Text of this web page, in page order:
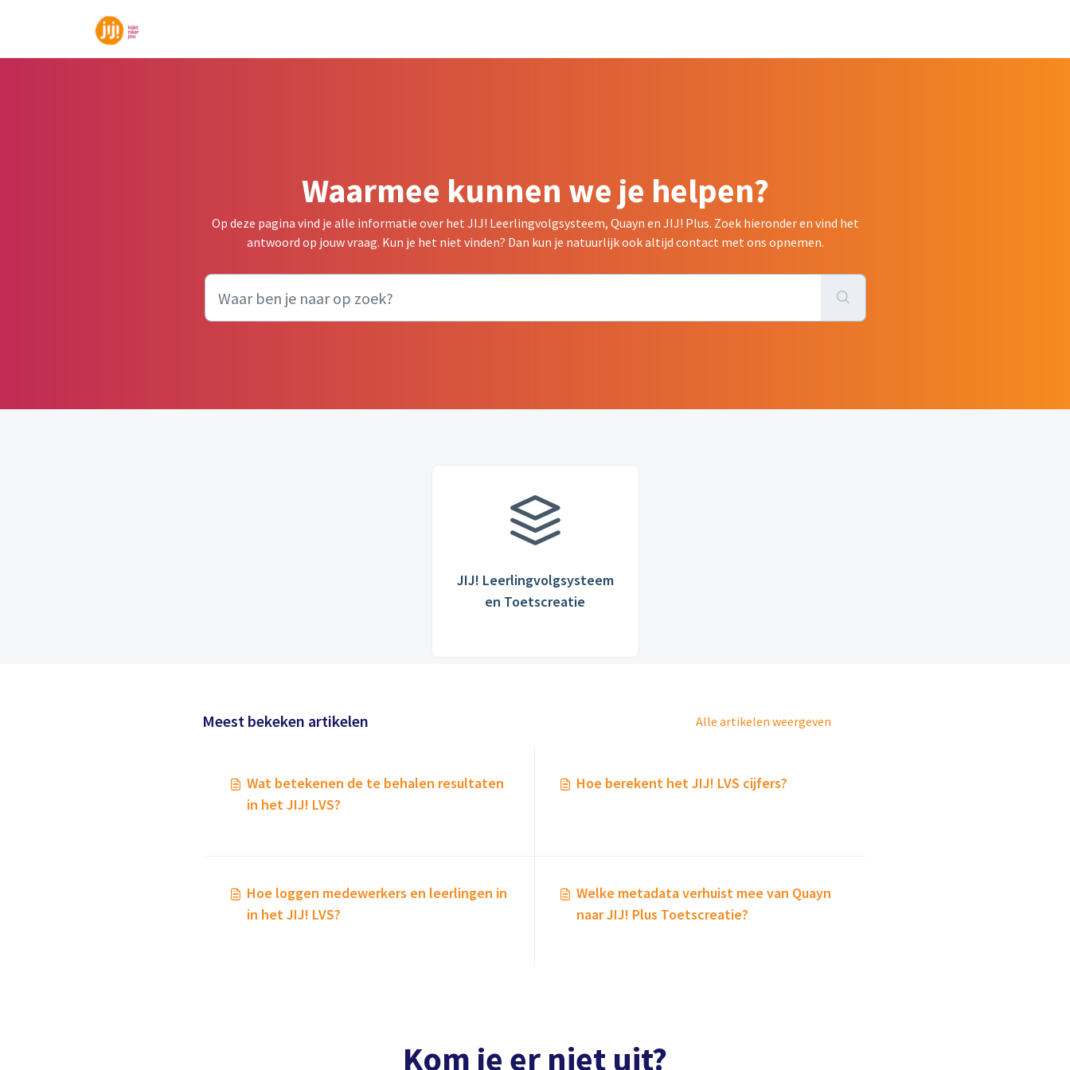
Waarmee kunnen we je helpen?
Op deze pagina vind je alle informatie over het JIJ! Leerlingvolgsysteem, Quayn en JIJ! Plus. Zoek hieronder en vind het
antwoord op jouw vraag. Kun je het niet vinden? Dan kun je natuurlijk ook altijd contact met ons opnemen.
JIJ! Leerlingvolgsysteem
en Toetscreatie
Meest bekeken artikelen Alle artikelen weergeven
Wat betekenen de te behalen resultaten
in het JIJ! LVS?
Hoe berekent het JIJ! LVS cijfers?
Hoe loggen medewerkers en leerlingen in
in het JIJ! LVS?
Welke metadata verhuist mee van Quayn
naar JIJ! Plus Toetscreatie?
Kom je er niet uit?